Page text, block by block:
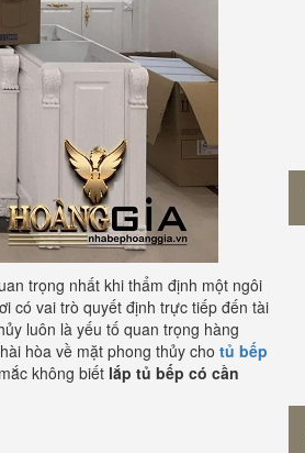
trọng nhất khi thẩm định một ngôi
có vai trò quyết định trực tiếp đến tài
luôn là yếu tố quan trọng hàng
hòa về mặt phong thủy cho tủ bếp
không biết lắp tủ bếp có cần